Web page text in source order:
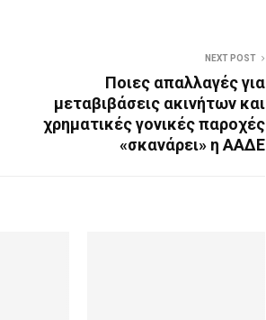
NEXT POST
Ποιες απαλλαγές για
μεταβιβάσεις ακινήτων και
χρηματικές γονικές παροχές
«σκανάρει» η ΑΑΔΕ